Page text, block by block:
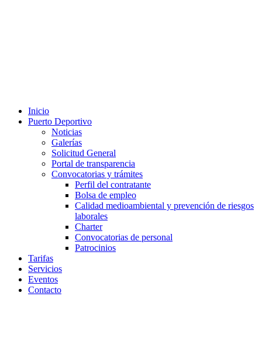
Inicio
Puerto Deportivo
Noticias
Galerías
Solicitud General
Portal de transparencia
Convocatorias y trámites
Perfil del contratante
Bolsa de empleo
Calidad medioambiental y prevención de riesgos
laborales
Charter
Convocatorias de personal
Patrocinios
Tarifas
Servicios
Eventos
Contacto